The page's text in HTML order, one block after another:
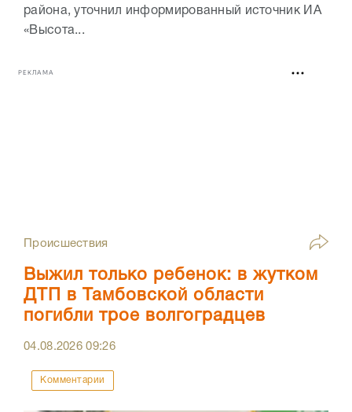
района, уточнил информированный источник ИА
«Высота...
РЕКЛАМА
Происшествия
Выжил только ребенок: в жутком
ДТП в Тамбовской области
погибли трое волгоградцев
04.08.202609:26
Комментарии